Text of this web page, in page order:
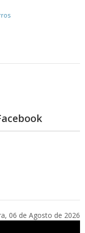
06 de Agosto de 2026